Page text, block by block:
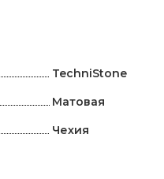
TechniStone
Матовая
Чехия